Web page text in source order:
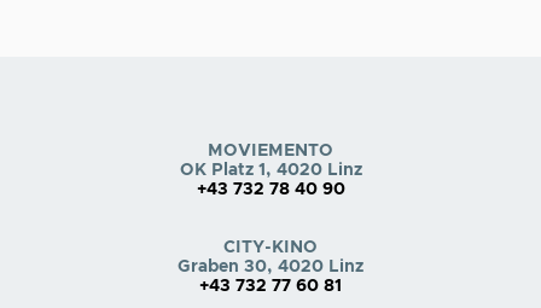
MOVIEMENTO
OK Platz 1, 4020 Linz
+43 732 78 40 90
CITY-KINO
Graben 30, 4020 Linz
+43 732 77 60 81